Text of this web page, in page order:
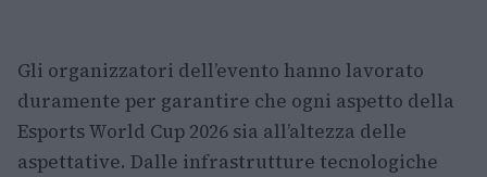
Gli organizzatori dell’evento hanno lavorato
duramente per garantire che ogni aspetto della
Esports World Cup 2026 sia all’altezza delle
aspettative. Dalle infrastrutture tecnologiche